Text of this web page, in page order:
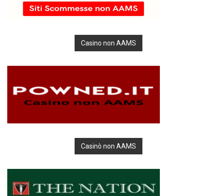
Casino non AAMS
Casinò non AAMS